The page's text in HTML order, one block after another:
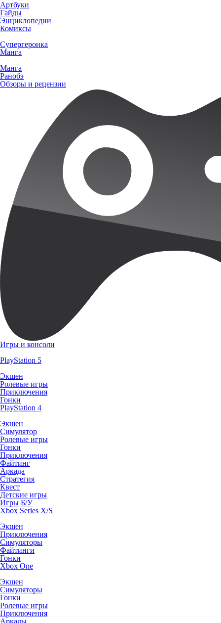
Артбуки
Гайды
Энциклопедии
Комиксы
Супергероика
Манга
Манга
Ранобэ
Обзоры и рецензии
Игры и консоли
PlayStation 5
Экшен
Ролевые игры
Приключения
Гонки
PlayStation 4
Экшен
Симулятор
Ролевые игры
Гонки
Приключения
Файтинг
Аркада
Стратегия
Квест
Детские игры
Игры Б/У
Xbox Series X/S
Экшен
Приключения
Симуляторы
Файтинги
Гонки
Xbox One
Экшен
Симуляторы
Гонки
Ролевые игры
Приключения
Аркады